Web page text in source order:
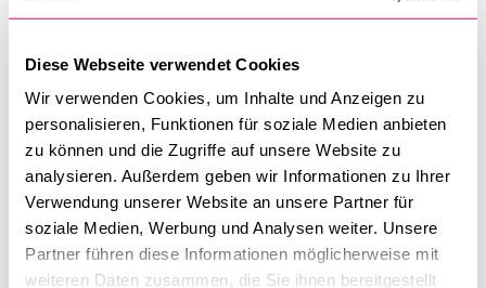
Diese Webseite verwendet Cookies
Wir verwenden Cookies, um Inhalte und Anzeigen zu
personalisieren, Funktionen für soziale Medien anbieten
zu können und die Zugriffe auf unsere Website zu
analysieren. Außerdem geben wir Informationen zu Ihrer
Verwendung unserer Website an unsere Partner für
soziale Medien, Werbung und Analysen weiter. Unsere
Partner führen diese Informationen möglicherweise mit
weiteren Daten zusammen, die Sie ihnen bereitgestellt
Piotr hat ein Gespür für Trends – weil sein Job für ihn eben
mehr als nur das ist. «Ich bin Gastronom aus Leidenschaft,
Gastgeber von Natur aus.» Und dazu gelernter Koch, so wie
übrigens auch sein Stellvertreter Bruno Gruber, Piotrs
«rechte und linke Hand», wie er vom Chef vorgestellt wird.
Mit der Zeit geht das Gastro-Team nicht nur in Sachen Menü-
Auswahl. Auch ein starkes Umweltbewusstsein wird in dem
Betrieb grossgeschrieben. So werden zum Beispiel